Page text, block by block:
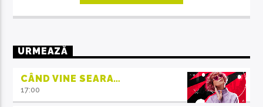
URMEAZĂ
CÂND VINE SEARA…
17:00